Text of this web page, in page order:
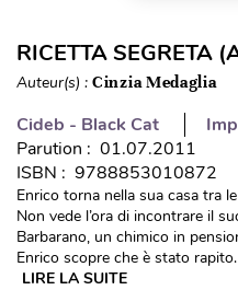
RICETTA SEGRETA
Auteur(s) : Cinzia Medaglia
Cideb - Black Cat
Parution : 01.07.2011
ISBN : 9788853010872
Enrico torna nella sua casa tra
Non vede l’ora di incontrare il
Barbarano, un chimico in
Enrico scopre che è stato
LIRE LA SUITE